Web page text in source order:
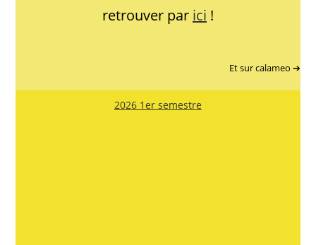
retrouver par ici !
Et sur calameo ➔
2026 1er semestre